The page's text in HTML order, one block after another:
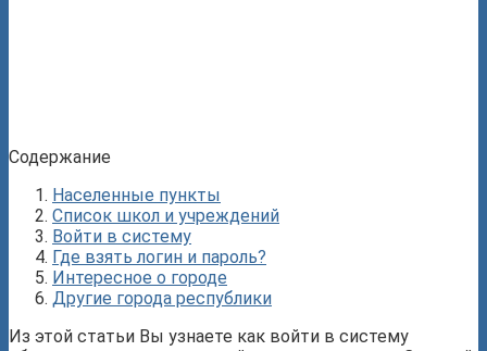
Содержание
Населенные пункты
Список школ и учреждений
Войти в систему
Где взять логин и пароль?
Интересное о городе
Другие города республики
Из этой статьи Вы узнаете как войти в систему